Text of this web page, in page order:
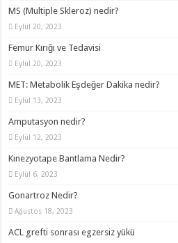
MS (Multiple Skleroz) nedir?
Eylül 20, 2023
Femur Kırığı ve Tedavisi
Eylül 20, 2023
MET: Metabolik Eşdeğer Dakika nedir?
Eylül 13, 2023
Amputasyon nedir?
Eylül 12, 2023
Kinezyotape Bantlama Nedir?
Eylül 6, 2023
Gonartroz Nedir?
Ağustos 18, 2023
ACL grefti sonrası egzersiz yükü